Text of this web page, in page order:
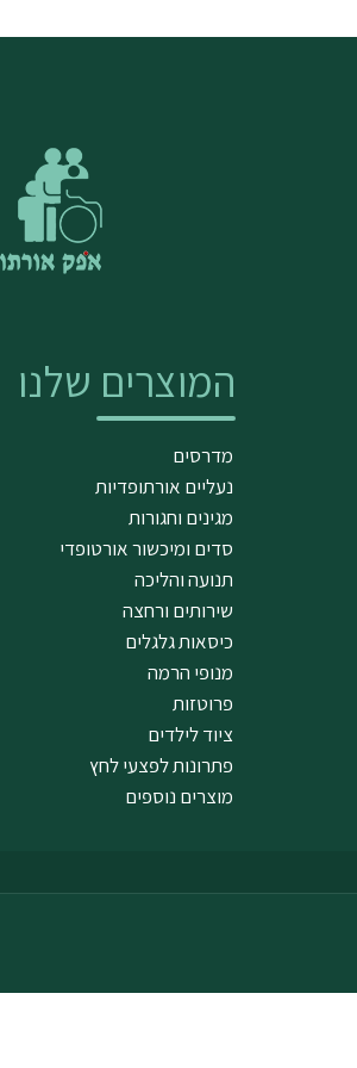
המוצרים שלנו
מדרסים
נעליים אורתופדיות
מגינים וחגורות
סדים ומיכשור אורטופדי
תנועה והליכה
שירותים ורחצה
כיסאות גלגלים
מנופי הרמה
פרוטזות
ציוד לילדים
פתרונות לפצעי לחץ
מוצרים נוספים